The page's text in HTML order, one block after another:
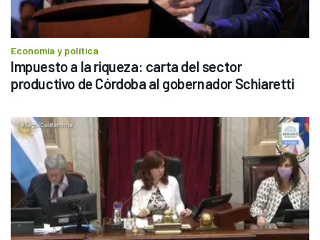
Economía y política
Impuesto a la riqueza: carta del sector
productivo de Córdoba al gobernador Schiaretti